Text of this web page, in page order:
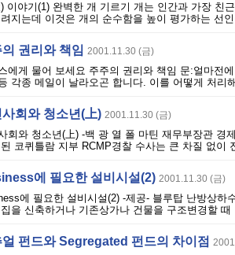
이야기(1) 완벽한 개 기르기 개는 인간과 가장 친
지는데 이것은 개의 순수함을 높이 평가하는 선
권리와 책임 2001.11.30 (금)
에게 물어 보세요 주주의 권리와 책임 문:얼마전
각종 메일이 날라오곤 합니다. 이를 어떻게 처
사회와 청소년(上) 2001.11.30 (금)
회와 청소년(上) -백 광 열 폴 마틴 재무부장관 경
코퀴틀람 지부 RCMP경찰 수사는 큰 차질 없
에 필요한 설비시설(2) 2001.11.30 (금)
에 필요한 설비시설(2) -제공- 블루탑 난방상하
을 신축하거나 기존상가나 건물을 구조변경할
얼 펀드와 Segregated 펀드의 차이점